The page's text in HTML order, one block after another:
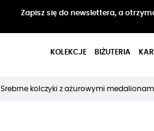
Zapisz się do newslettera, a
KOLEKCJE BIŻUTERIA
Srebrne kolczyki z ażurowymi